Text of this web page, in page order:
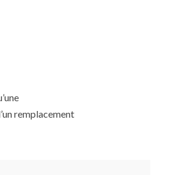
remplacement